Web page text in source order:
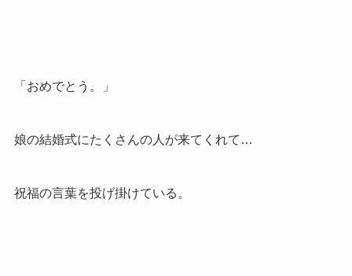
「おめでとう。」
娘の結婚式にたくさんの人が来てくれて…
祝福の言葉を投げ掛けている。